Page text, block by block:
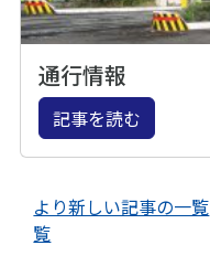
通行情報
記事を読む
より新しい記事の一覧
覧